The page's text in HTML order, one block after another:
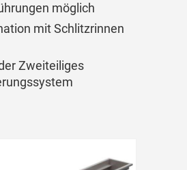
möglich
mit Schlitzrinnen
Zweiteiliges